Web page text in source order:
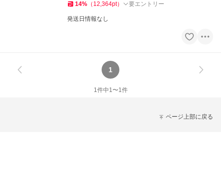
14% （ 12,364pt） 要エントリー
発送日情報なし
1
1件中1〜1件
ページ上部に戻る